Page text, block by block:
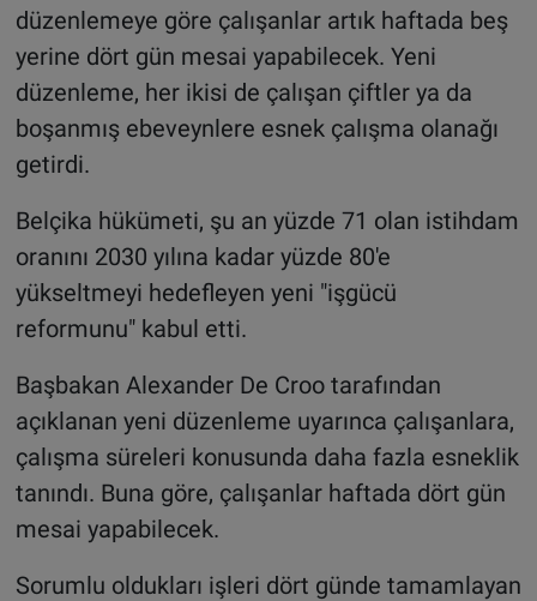
düzenlemeye göre çalışanlar artık haftada beş
yerine dört gün mesai yapabilecek. Yeni
düzenleme, her ikisi de çalışan çiftler ya da
boşanmış ebeveynlere esnek çalışma olanağı
getirdi.
Belçika hükümeti, şu an yüzde 71 olan istihdam
oranını 2030 yılına kadar yüzde 80'e
yükseltmeyi hedefleyen yeni "işgücü
reformunu" kabul etti.
Başbakan Alexander De Croo tarafından
açıklanan yeni düzenleme uyarınca çalışanlara,
çalışma süreleri konusunda daha fazla esneklik
tanındı. Buna göre, çalışanlar haftada dört gün
mesai yapabilecek.
Sorumlu oldukları işleri dört günde tamamlayan